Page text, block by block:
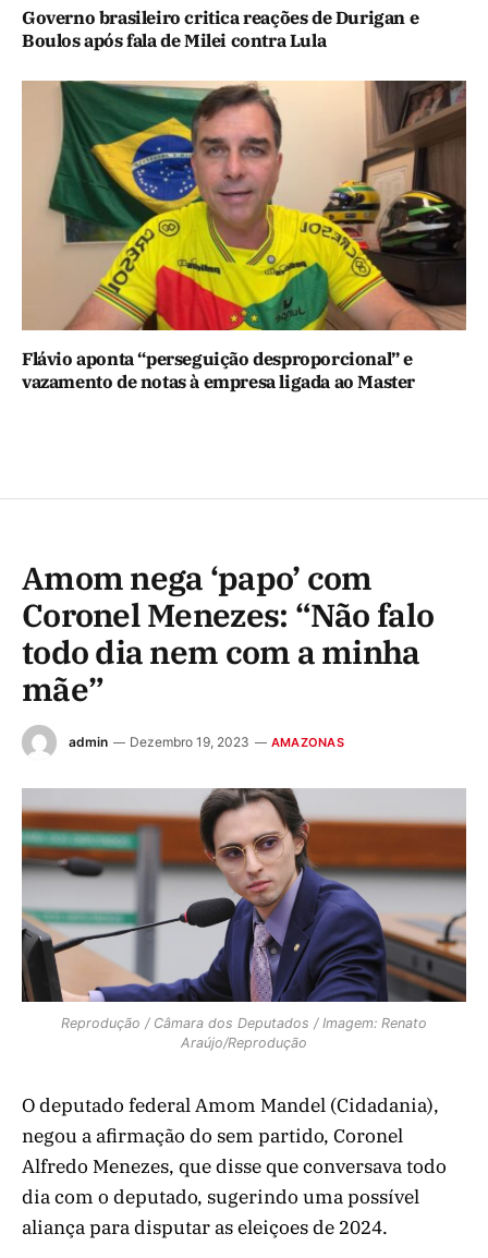
Governo brasileiro critica reações de Durigan e
Boulos após fala de Milei contra Lula
Flávio aponta “perseguição desproporcional” e
vazamento de notas à empresa ligada ao Master
Amom nega ‘papo’ com
Coronel Menezes: “Não falo
todo dia nem com a minha
mãe”
admin Dezembro 19, 2023 AMAZONAS
Reprodução / Câmara dos Deputados / Imagem: Renato
Araújo/Reprodução
O deputado federal Amom Mandel (Cidadania),
negou a afirmação do sem partido, Coronel
Alfredo Menezes, que disse que conversava todo
dia com o deputado, sugerindo uma possível
aliança para disputar as eleiçoes de 2024.